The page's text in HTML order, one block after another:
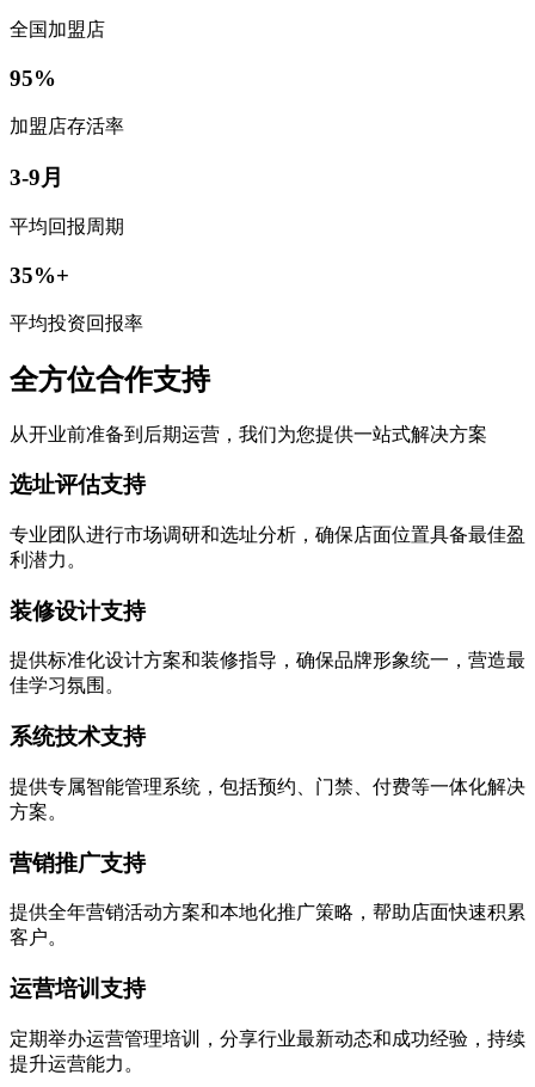
全国加盟店
95%
加盟店存活率
3-9月
平均回报周期
35%+
平均投资回报率
全方位合作支持
从开业前准备到后期运营，我们为您提供一站式解决方案
选址评估支持
专业团队进行市场调研和选址分析，确保店面位置具备最佳盈
利潜力。
装修设计支持
提供标准化设计方案和装修指导，确保品牌形象统一，营造最
佳学习氛围。
系统技术支持
提供专属智能管理系统，包括预约、门禁、付费等一体化解决
方案。
营销推广支持
提供全年营销活动方案和本地化推广策略，帮助店面快速积累
客户。
运营培训支持
定期举办运营管理培训，分享行业最新动态和成功经验，持续
提升运营能力。